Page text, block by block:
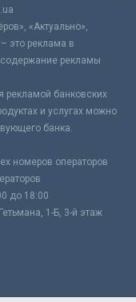
«Актуально»,
это реклама в
рекламы
рекламой банковских
и услугах можно
банка.
номеров операторов
до 18:00
1-Б, 3-й этаж